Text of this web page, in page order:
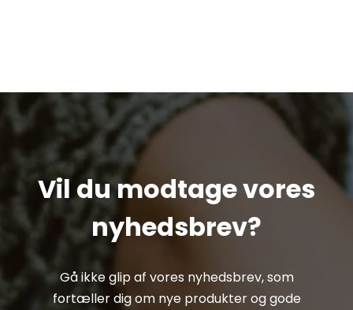
Vil du modtage vores
nyhedsbrev?
Gå ikke glip af vores nyhedsbrev, som
fortæller dig om nye produkter og gode